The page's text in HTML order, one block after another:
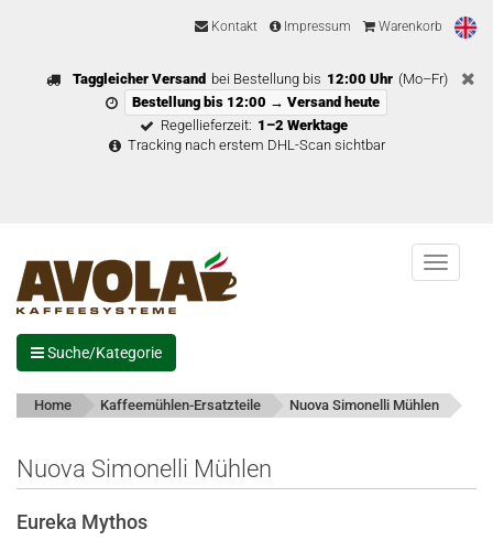
Kontakt Impressum Warenkorb
Taggleicher Versand bei Bestellung bis 12:00 Uhr (Mo–Fr)
Bestellung bis 12:00 → Versand heute
Regellieferzeit: 1–2 Werktage
Tracking nach erstem DHL-Scan sichtbar
Menu
Suche/Kategorie
Home Kaffeemühlen-Ersatzteile Nuova Simonelli Mühlen
Nuova Simonelli Mühlen
Eureka Mythos